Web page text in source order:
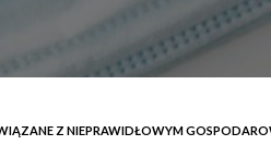
Z NIEPRAWIDŁOWYM